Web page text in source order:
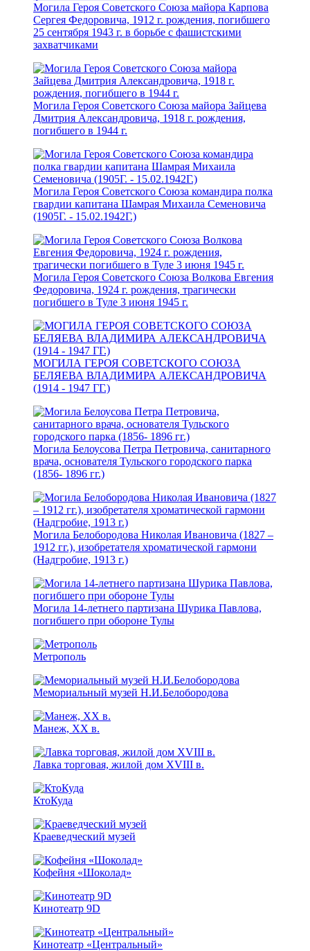
Могила Героя Советского Союза майора Карпова
Сергея Федоровича, 1912 г. рождения, погибшего
25 сентября 1943 г. в борьбе с фашистскими
захватчиками
Могила Героя Советского Союза майора Зайцева
Дмитрия Александровича, 1918 г. рождения,
погибшего в 1944 г.
Могила Героя Советского Союза командира полка
гвардии капитана Шамрая Михаила Семеновича
(1905Г. - 15.02.1942Г.)
Могила Героя Советского Союза Волкова Евгения
Федоровича, 1924 г. рождения, трагически
погибшего в Туле 3 июня 1945 г.
МОГИЛА ГЕРОЯ СОВЕТСКОГО СОЮЗА
БЕЛЯЕВА ВЛАДИМИРА АЛЕКСАНДРОВИЧА
(1914 - 1947 ГГ.)
Могила Белоусова Петра Петровича, санитарного
врача, основателя Тульского городского парка
(1856- 1896 гг.)
Могила Белобородова Николая Ивановича (1827 –
1912 гг.), изобретателя хроматической гармони
(Надгробие, 1913 г.)
Могила 14-летнего партизана Шурика Павлова,
погибшего при обороне Тулы
Метрополь
Мемориальный музей Н.И.Белобородова
Манеж, XX в.
Лавка торговая, жилой дом XVIII в.
КтоКуда
Краеведческий музей
Кофейня «Шоколад»
Кинотеатр 9D
Кинотеатр «Центральный»